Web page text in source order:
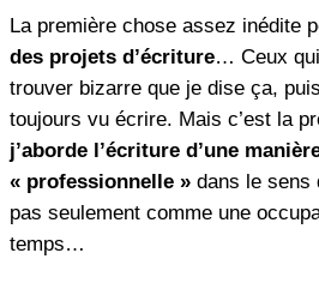
La première chose assez inédite
des projets d’écriture… Ceux
trouver bizarre que je dise ça,
toujours vu écrire. Mais c’est la
j’aborde l’écriture d’une
« professionnelle » dans le sens
pas seulement comme une
temps…